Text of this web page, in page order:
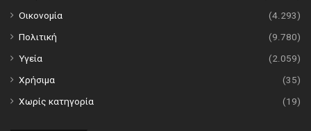
Οικονομία
(4.293)
Πολιτική
(9.780)
Υγεία
(2.059)
Χρήσιμα
(35)
Χωρίς κατηγορία
(19)